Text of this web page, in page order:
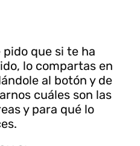
que si te ha
lo compartas en
al botón y de
cuáles son las
y para qué lo